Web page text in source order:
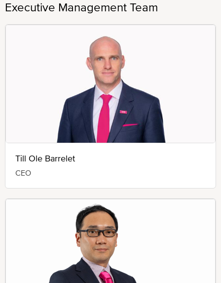
Executive Management Team
Till Ole Barrelet
CEO